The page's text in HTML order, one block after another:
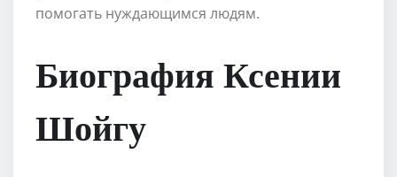
помогать нуждающимся людям.
Биография Ксении
Шойгу